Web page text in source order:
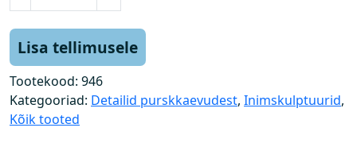
i
k
l
õ
Lisa tellimusele
Tootekood: 946
Kategooriad: Detailid purskkaevudest, Inimskulptuurid,
Kõik tooted